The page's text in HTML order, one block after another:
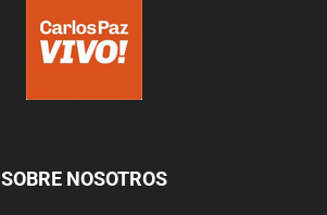
SOBRE NOSOTROS